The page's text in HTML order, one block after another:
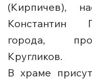
(Кирпичев),
Константин
города,
Кругликов.
В храме